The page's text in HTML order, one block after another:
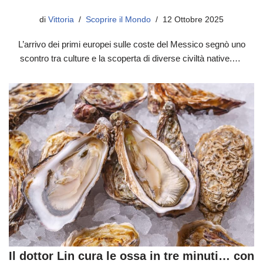
di Vittoria Scoprire il Mondo 12 Ottobre 2025
L’arrivo dei primi europei sulle coste del Messico segnò uno
scontro tra culture e la scoperta di diverse civiltà native.…
Il dottor Lin cura le ossa in tre minuti… con